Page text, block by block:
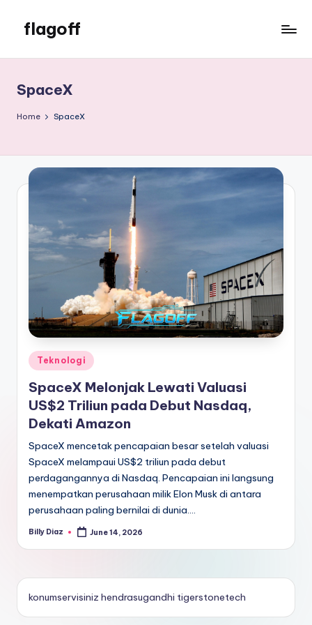
content
flagoff
SpaceX
Home SpaceX
Posted
in
Teknologi
SpaceX Melonjak Lewati Valuasi
US$2 Triliun pada Debut Nasdaq,
Dekati Amazon
SpaceX mencetak pencapaian besar setelah valuasi
SpaceX melampaui US$2 triliun pada debut
perdagangannya di Nasdaq. Pencapaian ini langsung
menempatkan perusahaan milik Elon Musk di antara
perusahaan paling bernilai di dunia.…
Posted
Billy Diaz June 14, 2026
konumservisiniz hendrasugandhi tigerstonetech